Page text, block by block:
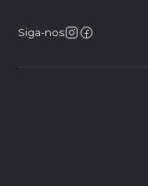
Siga-nos